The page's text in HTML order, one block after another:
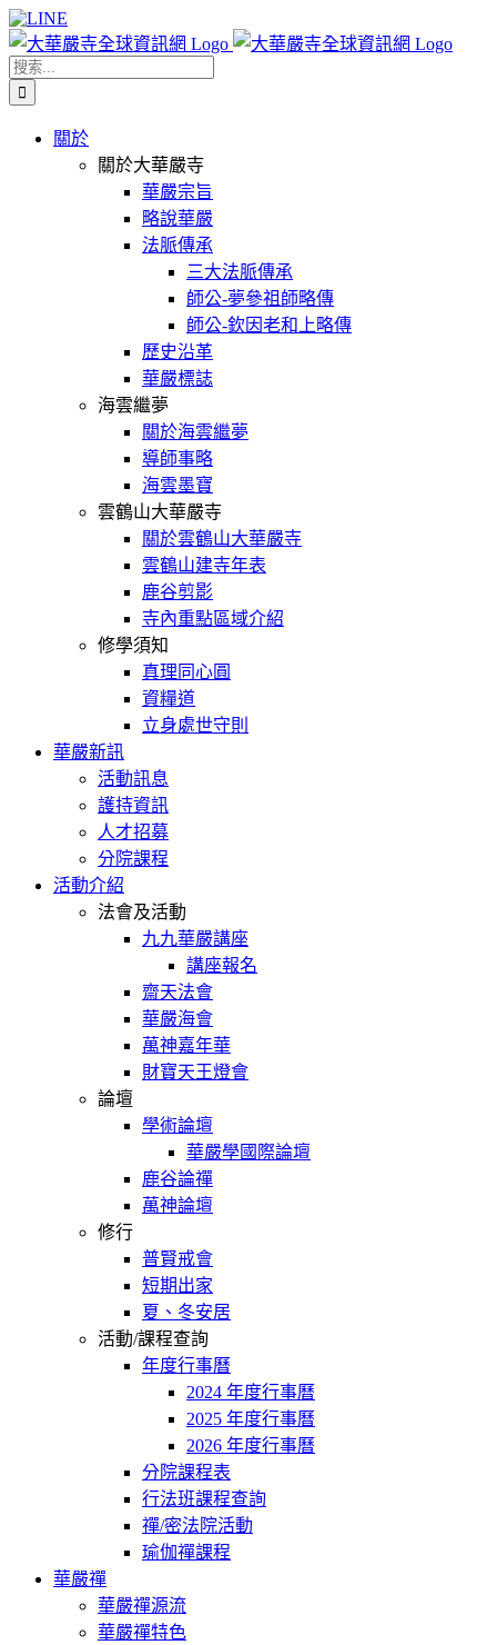
Skip
to
content
Facebook
X
WeChat
YouTube
LINE
搜
索
關於
關於大華嚴寺
華嚴宗旨
略說華嚴
法脈傳承
三大法脈傳承
師公-夢參祖師略傳
師公-欽因老和上略傳
歷史沿革
華嚴標誌
海雲繼夢
關於海雲繼夢
導師事略
海雲墨寶
雲鶴山大華嚴寺
關於雲鶴山大華嚴寺
雲鶴山建寺年表
鹿谷剪影
寺內重點區域介紹
修學須知
真理同心圓
資糧道
立身處世守則
華嚴新訊
活動訊息
護持資訊
人才招募
分院課程
活動介紹
法會及活動
九九華嚴講座
講座報名
齋天法會
華嚴海會
萬神嘉年華
財寶天王燈會
論壇
學術論壇
華嚴學國際論壇
鹿谷論禪
萬神論壇
修行
普賢戒會
短期出家
夏、冬安居
活動/課程查詢
年度行事曆
2024 年度行事曆
2025 年度行事曆
2026 年度行事曆
分院課程表
行法班課程查詢
禪/密法院活動
瑜伽禪課程
華嚴禪
華嚴禪源流
華嚴禪特色